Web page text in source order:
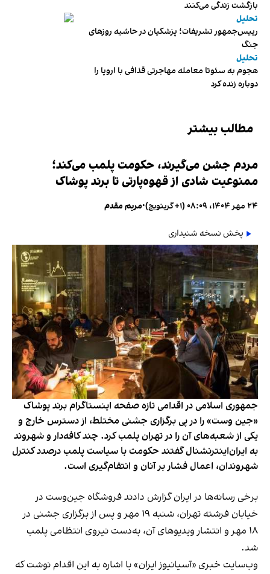
بازگشت زندگی می‌کنند
تحلیل
رییس‌جمهور تشریفات؛ پزشکیان در حاشیه روزهای
جنگ
تحلیل
هجوم به سئوتا معامله مهاجرتی قذافی با اروپا را
دوباره زنده کرد
مطالب بیشتر
مردم جشن می‌گیرند، حکومت پلمب می‌کند؛
ممنوعیت شادی از قهوه‌پارتی تا برند پوشاک
۲۴ مهر ۱۴۰۴، ۰۸:۰۹ (‎+۱ گرینویچ) •مریم مقدم
پخش نسخه شنیداری
جمهوری اسلامی در اقدامی تازه صفحه اینستاگرام برند پوشاک
«جین وست» را در پی برگزاری جشنی مختلط، از دسترس خارج و
یکی از شعبه‌های آن را در تهران پلمب کرد. چند کافه‌‌دار و شهروند
به ایران‌اینترنشنال گفتند حکومت با سیاست پلمب درصدد کنترل
شهروندان، اعمال فشار بر آنان و انتقام‌گیری است.
برخی رسانه‌ها در ایران گزارش دادند فروشگاه جین‌وست در
خیابان فرشته تهران، شنبه ۱۹ مهر و پس از برگزاری جشنی در
۱۸ مهر و انتشار ویدیوهای آن، به‌دست نیروی انتظامی پلمب
شد.
وب‌سایت خبری «آسیانیوز ایران» با اشاره به این اقدام نوشت که